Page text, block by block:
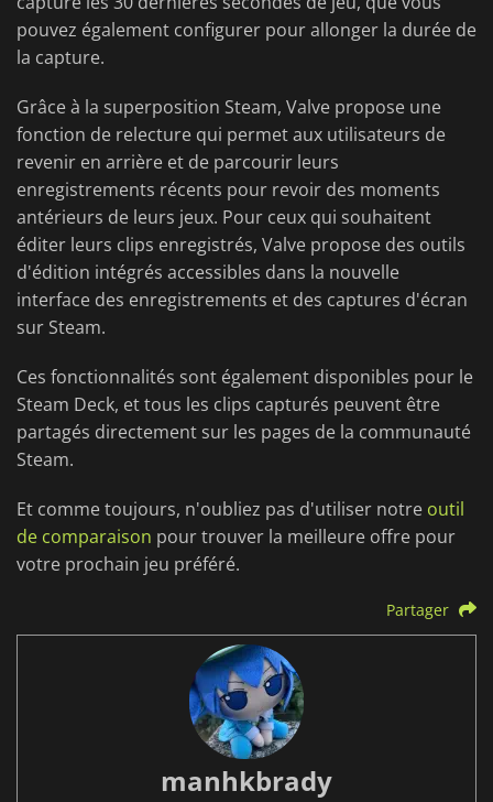
pouvez également configurer pour allonger la durée de
la capture.
Grâce à la superposition Steam, Valve propose une
fonction de relecture qui permet aux utilisateurs de
revenir en arrière et de parcourir leurs
enregistrements récents pour revoir des moments
antérieurs de leurs jeux. Pour ceux qui souhaitent
éditer leurs clips enregistrés, Valve propose des outils
d'édition intégrés accessibles dans la nouvelle
interface des enregistrements et des captures d'écran
sur Steam.
Ces fonctionnalités sont également disponibles pour le
Steam Deck, et tous les clips capturés peuvent être
partagés directement sur les pages de la communauté
Steam.
Et comme toujours, n'oubliez pas d'utiliser notre outil
de comparaison pour trouver la meilleure offre pour
votre prochain jeu préféré.
Partager
manhkbrady